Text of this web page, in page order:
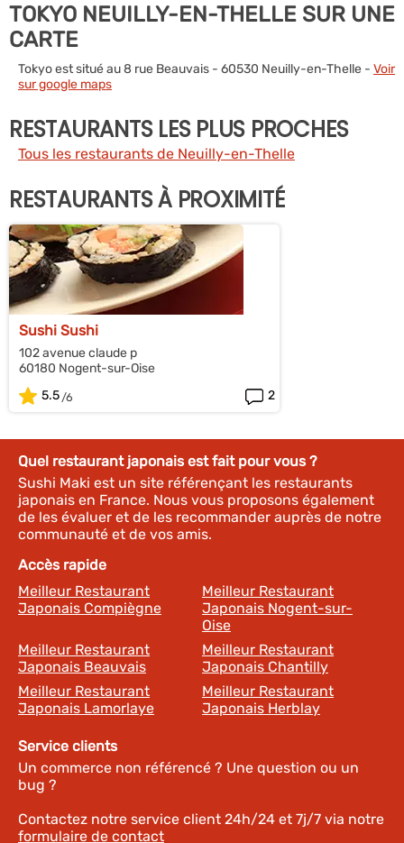
TOKYO NEUILLY-EN-THELLE SUR UNE
CARTE
Tokyo est situé au 8 rue Beauvais - 60530 Neuilly-en-Thelle - Voir
sur google maps
RESTAURANTS LES PLUS PROCHES
Tous les restaurants de Neuilly-en-Thelle
RESTAURANTS À PROXIMITÉ
Sushi Sushi
102 avenue claude p
60180 Nogent-sur-Oise
5.5
2
Quel restaurant japonais est fait pour vous ?
Sushi Maki est un site référençant les restaurants
japonais en France. Nous vous proposons également
de les évaluer et de les recommander auprès de notre
communauté et de vos amis.
Accès rapide
Meilleur Restaurant
Japonais Compiègne
Meilleur Restaurant
Japonais Nogent-sur-
Oise
Meilleur Restaurant
Japonais Beauvais
Meilleur Restaurant
Japonais Chantilly
Meilleur Restaurant
Japonais Lamorlaye
Meilleur Restaurant
Japonais Herblay
Service clients
Un commerce non référencé ? Une question ou un
bug ?
Contactez notre service client 24h/24 et 7j/7 via notre
formulaire de contact